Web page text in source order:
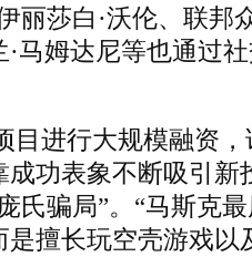
丽莎白·沃伦、联邦
马姆达尼等也通过
目进行大规模融资
功表象不断吸引新
氏骗局”。“马斯克
擅长玩空壳游戏以